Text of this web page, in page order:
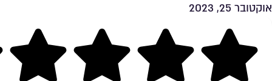
אוקטובר 25, 2023
Rating 5 out of 5